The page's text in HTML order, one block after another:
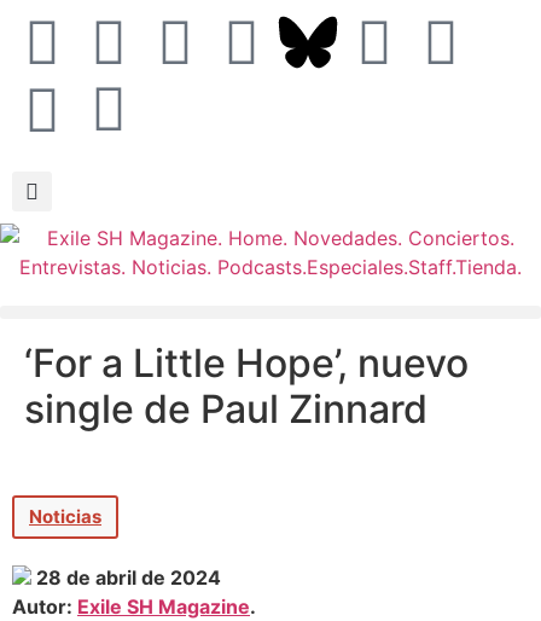
‘For a Little Hope’, nuevo
single de Paul Zinnard
Noticias
28 de abril de 2024
Autor: Exile SH Magazine.